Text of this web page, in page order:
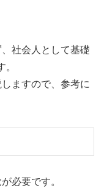
社会人として基礎
ますので、参考に
必要です。